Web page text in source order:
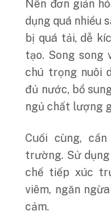
Nên đơn giản
dụng quá nhiều
bị quá tải, dễ
tạo. Song song
chú trọng nuôi
đủ nước, bổ
ngủ chất lượng
Cuối cùng,
trường. Sử
chế tiếp xúc
viêm, ngăn
cảm.